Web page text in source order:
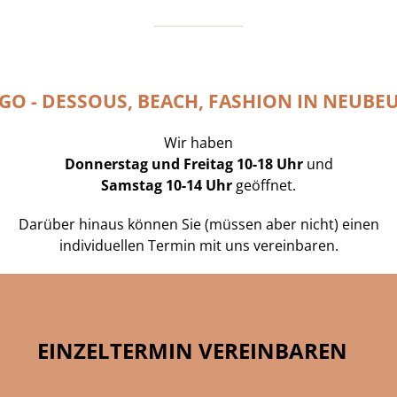
- DESSOUS, BEACH, FASHION IN
Wir haben
Donnerstag und Freitag 10-18 Uhrund
Samstag 10-14 Uhr geöffnet.
Darüber hinaus können Sie (müssen aber nicht) einen
individuellen Termin mit uns vereinbaren.
EINZELTERMIN VEREINBAREN